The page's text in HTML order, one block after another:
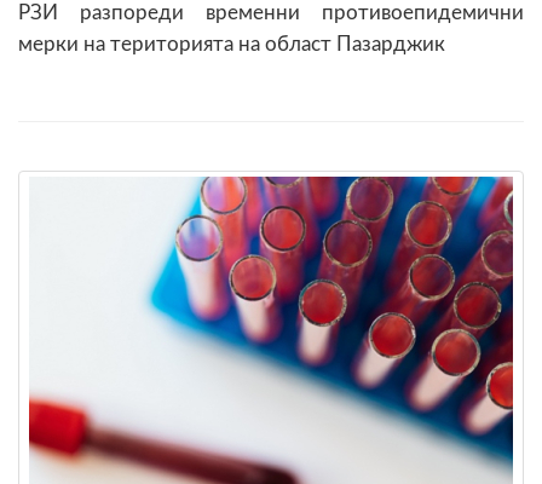
РЗИ разпореди временни противоепидемични
мерки на територията на област Пазарджик